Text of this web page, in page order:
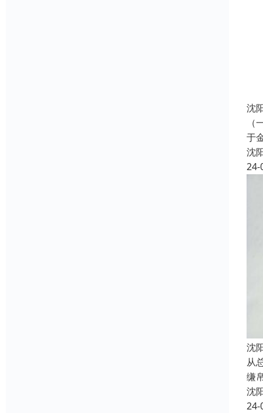
沈
于
沈
24-
沈
从
缣
沈
24-